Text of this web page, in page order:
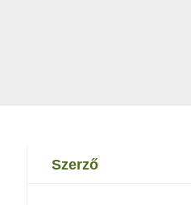
szerző